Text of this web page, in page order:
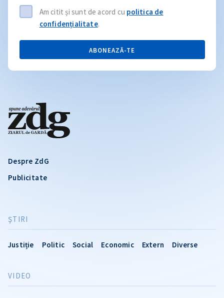
Despre ZdG
Publicitate
ŞTIRI
Justiție Politic Social Economic Extern Diverse
VIDEO
Am citit și sunt de acord cu politica de
confidențialitate.
ABONEAZĂ-TE